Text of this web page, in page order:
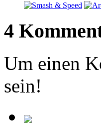
4
Um einen
sein!